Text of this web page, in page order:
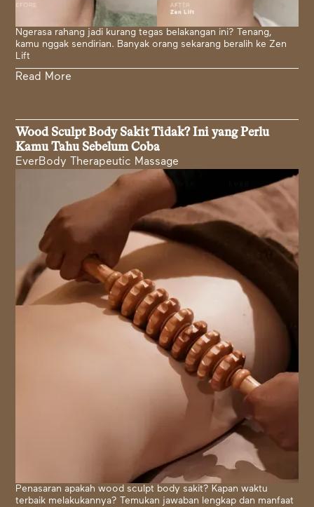
Ngerasa rahang jadi kurang tegas belakangan ini? Tenang,
kamu nggak sendirian. Banyak orang sekarang beralih ke Zen
Lift
Read More
Wood Sculpt Body Sakit Tidak? Ini yang Perlu
Kamu Tahu Sebelum Coba
EverBody Therapeutic Massage
Penasaran apakah wood sculpt body sakit? Kapan waktu
terbaik melakukannya? Temukan jawaban lengkap dan manfaat